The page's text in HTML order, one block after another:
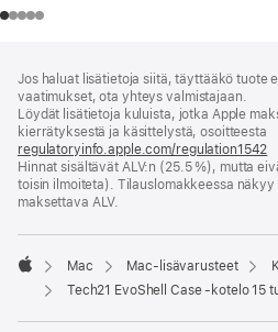
Jos haluat lisätietoja siitä, täyttääkö tuote
vaatimukset, ota yhteys valmistajaan.
Löydät lisätietoja kuluista, jotka Apple
kierrätyksestä ja käsittelystä, osoitteesta
regulatoryinfo.apple.com/regulation1542
Hinnat sisältävät ALV:n (25.5 %), mutta
toisin ilmoiteta). Tilauslomakkeessa
maksettava ALV.
Apple
Mac Mac-lisävarusteet
Tech21 EvoShell Case ‑kotelo 15